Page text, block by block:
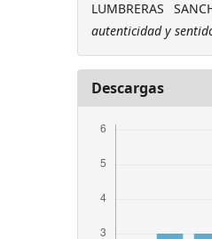
LUMBRERAS
autenticidad y
Descargas